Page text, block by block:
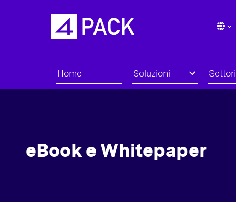
Home Soluzioni Settori
eBook e Whitepaper